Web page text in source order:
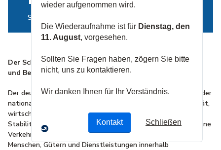
Sichere Mobilität und geschützte Infrastruktur
Der Schutz von Verkehrsknotenpunkten, Infrastrukturen
und Betriebsanlagen
Der deutsche Transportsektor ist ein zentraler Bestandteil der
nationalen Infrastruktur und bildet die Grundlage für Mobilität,
wirtschaftliche Leistungsfähigkeit und gesellschaftliche
Stabilität. Flughäfen, Bahnnetze, Logistikzentren sowie urbane
Verkehrssysteme ermöglichen den kontinuierlichen Fluss von
Menschen, Gütern und Dienstleistungen innerhalb